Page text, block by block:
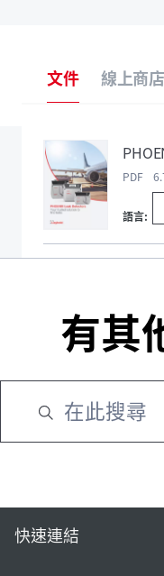
文件 線上商店
PDF
語言:
有其
快速連結